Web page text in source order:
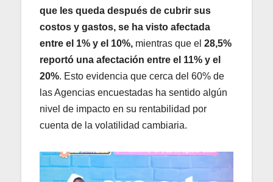
que les queda después de cubrir sus
costos y gastos, se ha visto afectada
entre el 1% y el 10%, mientras que el 28,5%
reportó una afectación entre el 11% y el
20%. Esto evidencia que cerca del 60% de
las Agencias encuestadas ha sentido algún
nivel de impacto en su rentabilidad por
cuenta de la volatilidad cambiaria.